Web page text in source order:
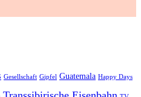
Gesellschaft Gipfel Guatemala Happy Days